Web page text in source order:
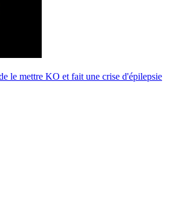
le mettre KO et fait une crise d'épilepsie